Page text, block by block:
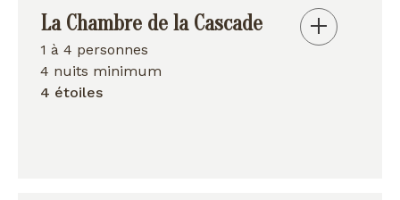
La Chambre de la Cascade
1 à 4 personnes
4 nuits minimum
4 étoiles